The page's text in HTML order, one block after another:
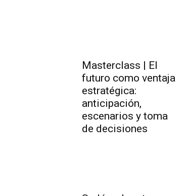
Masterclass | El
futuro como ventaja
estratégica:
anticipación,
escenarios y toma
de decisiones